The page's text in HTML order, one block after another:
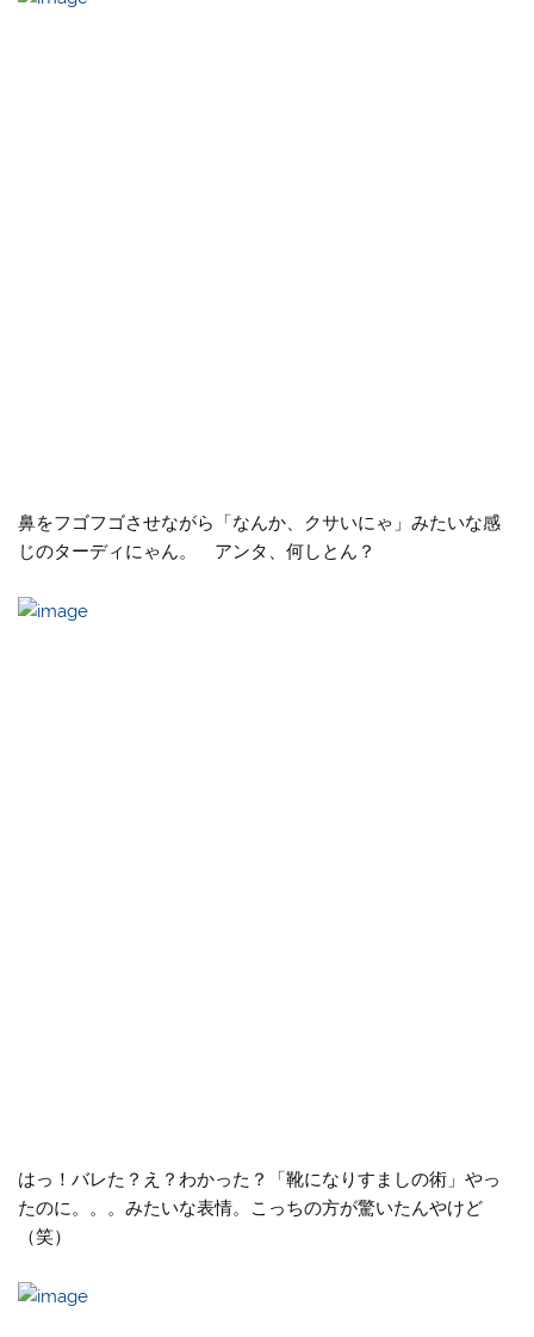
鼻をフゴフゴさせながら「なんか、クサいにゃ」みたいな感
じのターディにゃん。 アンタ、何しとん？
はっ！バレた？え？わかった？「靴になりすましの術」やっ
たのに。。。みたいな表情。こっちの方が驚いたんやけど
（笑）